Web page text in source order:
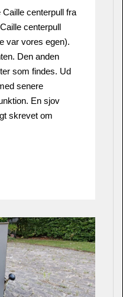
centerpull fra
centerpull
var vores egen).
Den anden
som findes. Ud
senere
En sjov
skrevet om